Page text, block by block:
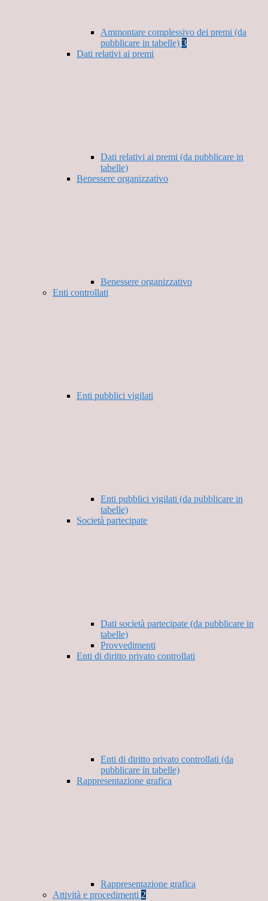
Ammontare complessivo dei premi (da
pubblicare in tabelle) 3
Dati relativi ai premi
Dati relativi ai premi (da pubblicare in
tabelle)
Benessere organizzativo
Benessere organizzativo
Enti controllati
Enti pubblici vigilati
Enti pubblici vigilati (da pubblicare in
tabelle)
Società partecipate
Dati società partecipate (da pubblicare in
tabelle)
Provvedimenti
Enti di diritto privato controllati
Enti di diritto privato controllati (da
pubblicare in tabelle)
Rappresentazione grafica
Rappresentazione grafica
Attività e procedimenti 2